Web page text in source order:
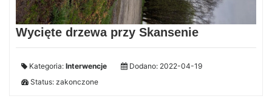
Wycięte drzewa przy Skansenie
Kategoria: Interwencje
Dodano: 2022-04-19
Status: zakonczone